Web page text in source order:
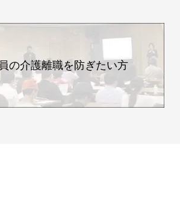
の介護離職を防ぎたい方